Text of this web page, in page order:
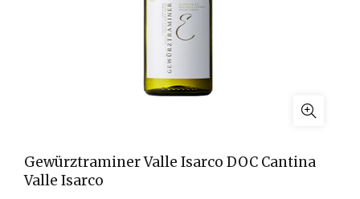
Gewürztraminer Valle Isarco DOC Cantina
Valle Isarco